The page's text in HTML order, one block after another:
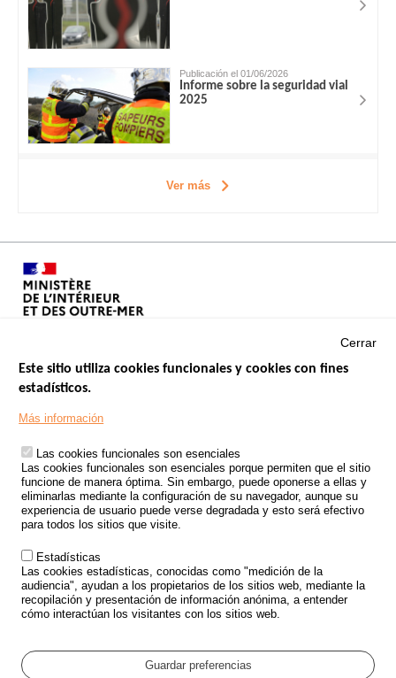
Publicación el 01/06/2026
Informe sobre la seguridad vial
2025
Ver más
Footer
TRATAMIENTO DE DATOS PERSONALES PROCEDENTES DE
ACCIDENTES DE TRÁFICO
ESTUDIOS
CONVOCATORIA DE PROYECTOS DE ESTUDIOS
POLÍTICA DE SEGURIDAD VIAL
Outils
EVENTOS
GLOSARIO
Cerrar
Este sitio utiliza cookies funcionales y cookies con fines
estadísticos.
Más información
Las cookies funcionales son esenciales
Las cookies funcionales son esenciales porque permiten que el sitio
funcione de manera óptima. Sin embargo, puede oponerse a ellas y
eliminarlas mediante la configuración de su navegador, aunque su
experiencia de usuario puede verse degradada y esto será efectivo
para todos los sitios que visite.
Estadísticas
Las cookies estadísticas, conocidas como "medición de la
audiencia", ayudan a los propietarios de los sitios web, mediante la
recopilación y presentación de información anónima, a entender
cómo interactúan los visitantes con los sitios web.
Guardar preferencias